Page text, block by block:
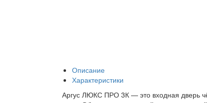
Описание
Характеристики
Аргус ЛЮКС ПРО 3К — это входная дверь